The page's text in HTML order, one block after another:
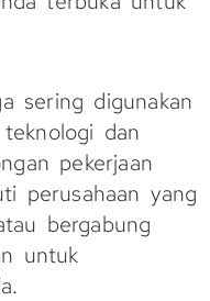
sering digunakan
dan
pekerjaan
perusahaan yang
bergabung
untuk